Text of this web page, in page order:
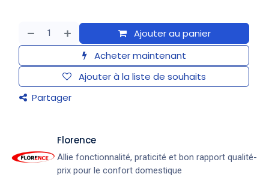
Ajouter au panier
Acheter maintenant
Ajouter à la liste de souhaits
Partager
​Florence
Allie fonctionnalité, praticité et bon rapport qualité-
prix pour le confort domestique